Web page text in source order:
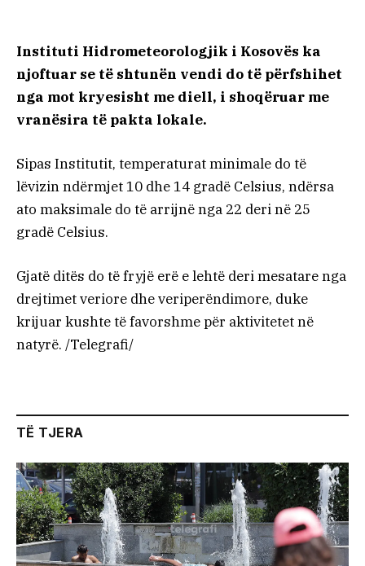
Instituti Hidrometeorologjik i Kosovës ka
njoftuar se të shtunën vendi do të përfshihet
nga mot kryesisht me diell, i shoqëruar me
vranësira të pakta lokale.
Sipas Institutit, temperaturat minimale do të
lëvizin ndërmjet 10 dhe 14 gradë Celsius, ndërsa
ato maksimale do të arrijnë nga 22 deri në 25
gradë Celsius.
Gjatë ditës do të fryjë erë e lehtë deri mesatare nga
drejtimet veriore dhe veriperëndimore, duke
krijuar kushte të favorshme për aktivitetet në
natyrë. /Telegrafi/
TË TJERA